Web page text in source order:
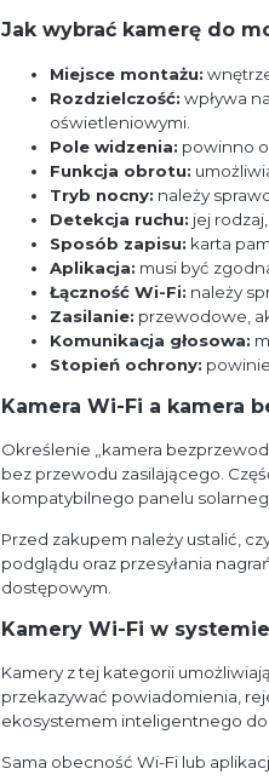
Jak wybrać kamerę do
Miejsce montażu:
Rozdzielczość: wpływa
oświetleniowymi.
Pole widzenia: powinno
Funkcja obrotu:
Tryb nocny: należy
Detekcja ruchu: jej
Sposób zapisu: karta
Aplikacja: musi być
Łączność Wi-Fi: należy
Zasilanie: przewodowe,
Komunikacja głosowa:
Stopień ochrony:
Kamera Wi-Fi a kamera
Określenie „kamera
bez przewodu zasilającego.
kompatybilnego panelu
Przed zakupem należy ustalić,
podglądu oraz przesyłania
dostępowym.
Kamery Wi-Fi w
Kamery z tej kategorii
przekazywać powiadomienia,
ekosystemem inteligentnego
Sama obecność Wi-Fi lub